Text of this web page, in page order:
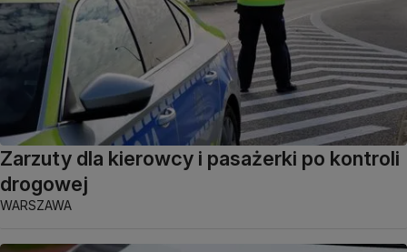
Zarzuty dla kierowcy i pasażerki po kontroli
drogowej
WARSZAWA